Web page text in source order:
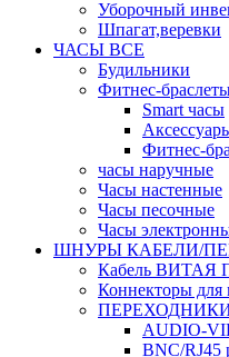
Уборочный
Шпагат,веревки
ЧАСЫ ВСЕ
Будильники
Фитнес-
Smart часы
Фитнес-
часы наручные
Часы настенные
Часы песочные
Часы
ШНУРЫ КАБЕЛИ/
Кабель ВИТАЯ
Коннекторы для
AUDIO-
BNC/RJ45